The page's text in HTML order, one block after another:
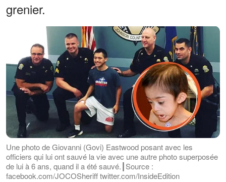
grenier.
Une photo de Giovanni (Govi) Eastwood posant avec les
officiers qui lui ont sauvé la vie avec une autre photo superposée
de lui à 6 ans, quand il a été sauvé.┃Source :
facebook.com/JOCOSheriff twitter.com/InsideEdition